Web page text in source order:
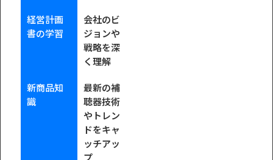
経営計画
書の学習
会社のビ
ジョンや
戦略を深
く理解
新商品知
識
最新の補
聴器技術
やトレン
ドをキャ
ッチアッ
プ